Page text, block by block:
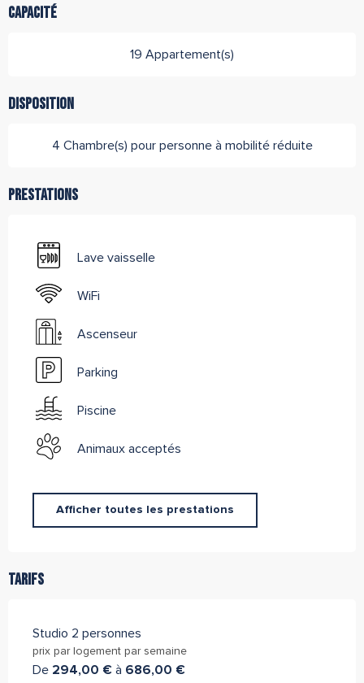
Capacité
19 Appartement(s)
Disposition
4 Chambre(s) pour personne à mobilité réduite
Prestations
Lave vaisselle
WiFi
Ascenseur
Parking
Piscine
Animaux acceptés
Afficher toutes les prestations
Tarifs
Studio 2 personnes
prix par logement par semaine
De 294,00 € à 686,00 €